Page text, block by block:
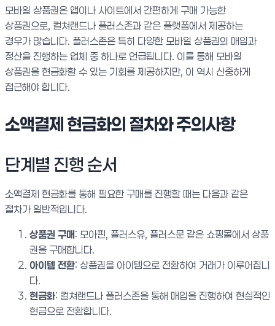
모바일 상품권은 앱이나 사이트에서 간편하게 구매 가능한
상품권으로, 컬쳐랜드나 플러스존과 같은 플랫폼에서 제공하는
경우가 많습니다. 플러스존은 특히 다양한 모바일 상품권의 매입과
정산을 진행하는 업체 중 하나로 언급됩니다. 이를 통해 모바일
상품권을 현금화할 수 있는 기회를 제공하지만, 이 역시 신중하게
접근해야 합니다.
소액결제 현금화의 절차와 주의사항
단계별 진행 순서
소액결제 현금화를 통해 필요한 구매를 진행할 때는 다음과 같은
절차가 일반적입니다.
상품권 구매: 모아핀, 플러스유, 플러스문 같은 쇼핑몰에서 상품
권을 구매합니다.
아이템 전환: 상품권을 아이템으로 전환하여 거래가 이루어집니
다.
현금화: 컬쳐랜드나 플러스존을 통해 매입을 진행하여 현실적인
현금으로 전환합니다.